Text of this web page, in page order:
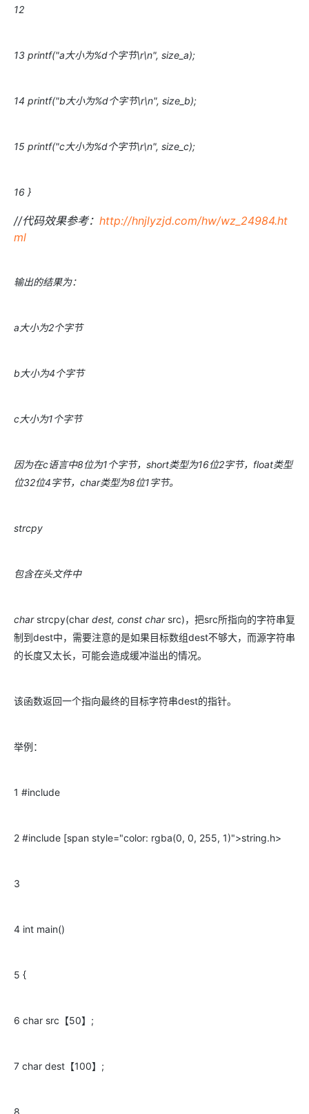
12
13 printf("a大小为%d个字节\r\n", size_a);
14 printf("b大小为%d个字节\r\n", size_b);
15 printf("c大小为%d个字节\r\n", size_c);
16 }
//代码效果参考： http://hnjlyzjd.com/hw/wz_24984.ht
ml
输出的结果为：
a大小为2个字节
b大小为4个字节
c大小为1个字节
因为在c语言中8位为1个字节，short类型为16位2字节，float类型
位32位4字节，char类型为8位1字节。
strcpy
包含在头文件中
char strcpy(char dest, const char src)，把src所指向的字符串复
制到dest中，需要注意的是如果目标数组dest不够大，而源字符串
的长度又太长，可能会造成缓冲溢出的情况。
该函数返回一个指向最终的目标字符串dest的指针。
举例：
1 #include
2 #include [span style="color: rgba(0, 0, 255, 1)">string.h>
3
4 int main()
5 {
6 char src【50】;
7 char dest【100】;
8